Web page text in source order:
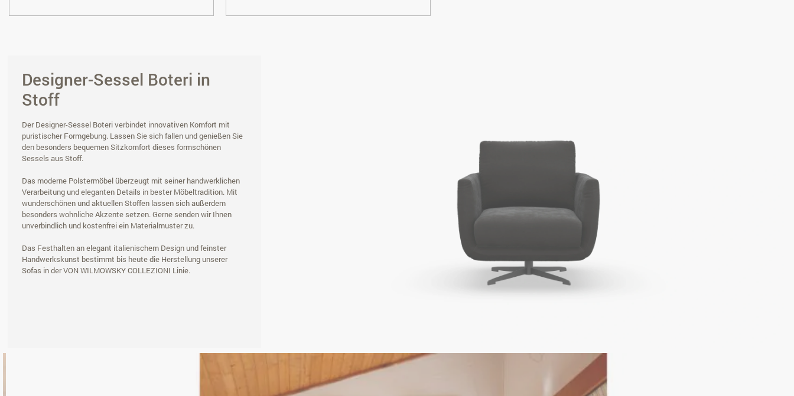
Designer-Sessel Boteri in
Stoff
Der Designer-Sessel Boteri verbindet innovativen Komfort mit
puristischer Formgebung. Lassen Sie sich fallen und genießen Sie
den besonders bequemen Sitzkomfort dieses formschönen
Sessels aus Stoff.
Das moderne Polstermöbel überzeugt mit seiner handwerklichen
Verarbeitung und eleganten Details in bester Möbeltradition. Mit
wunderschönen und aktuellen Stoffen lassen sich außerdem
besonders wohnliche Akzente setzen. Gerne senden wir Ihnen
unverbindlich und kostenfrei ein Materialmuster zu.
Das Festhalten an elegant italienischem Design und feinster
Handwerkskunst bestimmt bis heute die Herstellung unserer
Sofas in der VON WILMOWSKY COLLEZIONI Linie.